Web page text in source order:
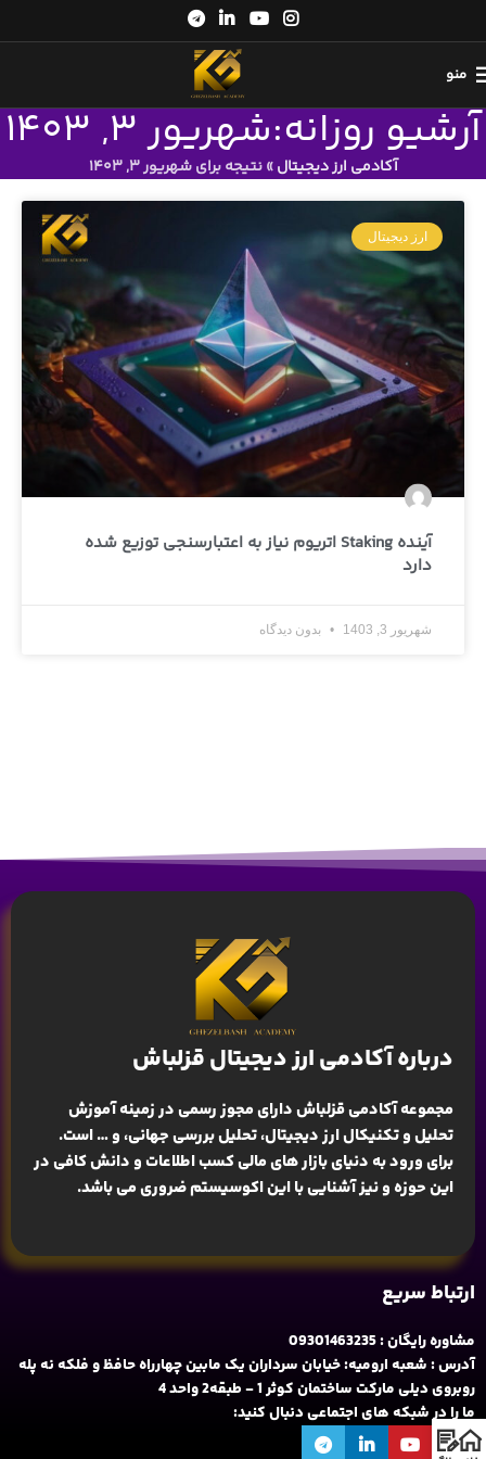
منو
آرشیو روزانه:شهریور 3, 1403
آکادمی ارز دیجیتال»نتیجه برای شهریور 3, 1403
ارز دیجیتال
آینده Staking اتریوم نیاز به اعتبارسنجی توزیع شده
دارد
شهریور 3, 1403 بدون دیدگاه
درباره آکادمی ارز دیجیتال قزلباش
مجموعه آکادمی قزلباش دارای مجوز رسمی در زمینهآموزش
تحلیل و تکنیکال ارز دیجیتال، تحلیل بررسی جهانی، و … است.
برای ورود به دنیای بازار های مالی کسب اطلاعات و دانش کافی در
این حوزه و نیز آشنایی با این اکوسیستم ضروری می باشد.
ارتباط سریع
مشاوره رایگان : 09301463235
آدرس : شعبه ارومیه: خیابان سرداران یک مابین چهارراه حافظ و فلکه نه پله
روبروی دیلی مارکت ساختمان کوثر 1 - طبقه2 واحد 4
ما را در شبکه های اجتماعی دنبال کنید: